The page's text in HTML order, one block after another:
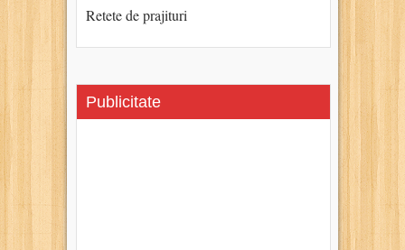
Retete de prajituri
Publicitate